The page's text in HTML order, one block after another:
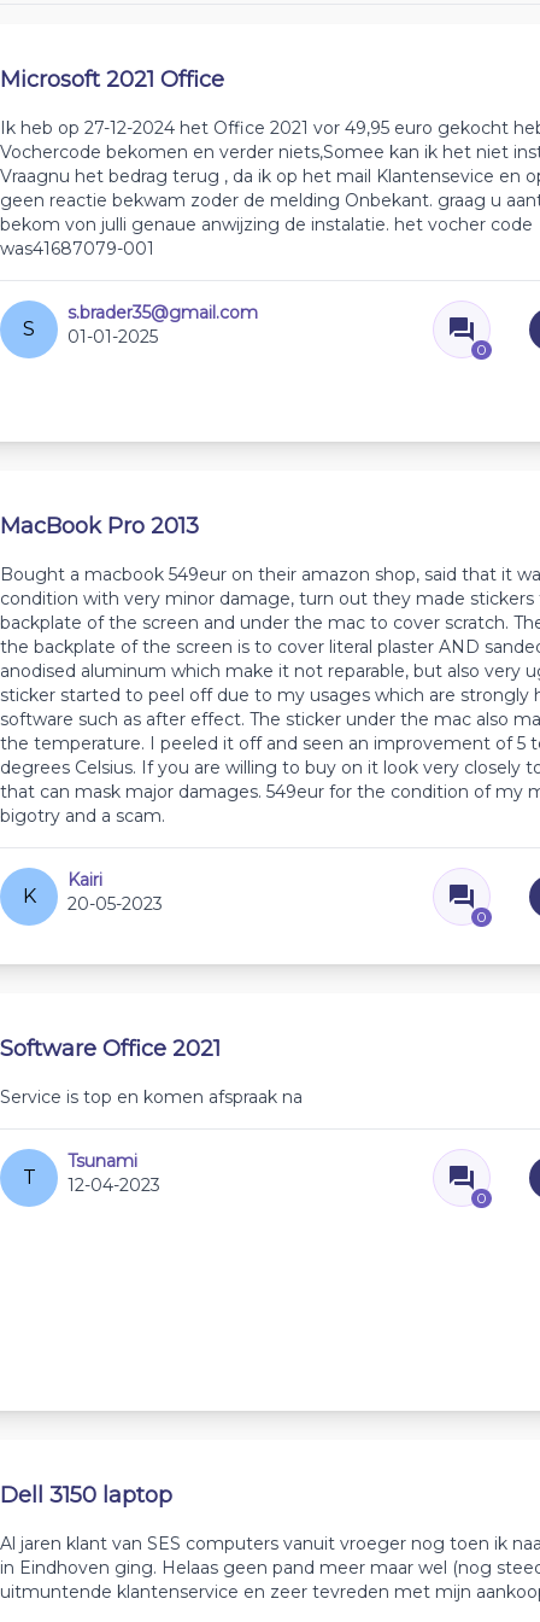
Microsoft 2021 Office
Ik heb op 27-12-2024 het Office 2021 vor 49,95 euro gekocht
Vochercode bekomen en verder niets,Somee kan ik het niet
Vraagnu het bedrag terug , da ik op het mail Klantensevice en
geen reactie bekwam zoder de melding Onbekant. graag u
bekom von julli genaue anwijzing de instalatie. het vocher code
was41687079-001
S
s.brader35@gmail.com
01-01-2025
0
MacBook Pro 2013
Bought a macbook 549eur on their amazon shop, said that it
condition with very minor damage, turn out they made stickers
backplate of the screen and under the mac to cover scratch.
the backplate of the screen is to cover literal plaster AND
anodised aluminum which make it not reparable, but also very
sticker started to peel off due to my usages which are strongly
software such as after effect. The sticker under the mac also
the temperature. I peeled it off and seen an improvement of 5
degrees Celsius. If you are willing to buy on it look very closely
that can mask major damages. 549eur for the condition of my
bigotry and a scam.
K
Kairi
20-05-2023
0
Software Office 2021
Service is top en komen afspraak na
T
Tsunami
12-04-2023
0
Dell 3150 laptop
Al jaren klant van SES computers vanuit vroeger nog toen ik
in Eindhoven ging. Helaas geen pand meer maar wel (nog
uitmuntende klantenservice en zeer tevreden met mijn